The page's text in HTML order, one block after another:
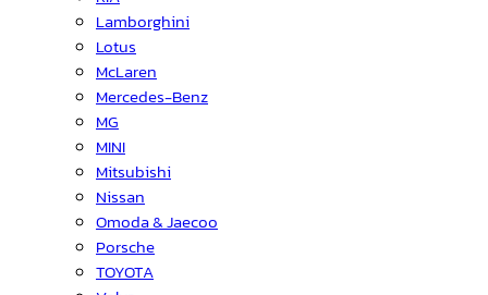
Lamborghini
Lotus
McLaren
Mercedes-Benz
MG
MINI
Mitsubishi
Nissan
Omoda & Jaecoo
Porsche
TOYOTA